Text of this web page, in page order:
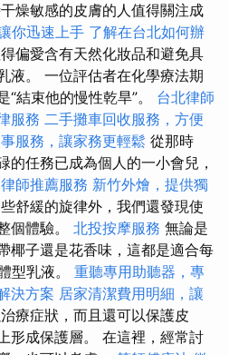
燥敏感的皮膚的人值得關注成
你迅速上手 了解在台北如何辦
偏愛含有天然化妝品和避免具
液。 一位評估者在化學療法期
結束他的慢性乾旱”。 台北律師
服務 二手攤車回收服務，方便
服務，讓家務更輕鬆 從那時
的任務已成為個人的一小會兒，
師推薦服務 新竹外燴，提供獨
舒緩的旋律外，我們還發現使
個體驗。 北投按摩服務 無論是
椰子還是花香味，這都是適合每
型乳液。 重聽專用助聽器，專
決方案 居家清潔費用明細，讓
療症狀，而且還可以保護皮
形成保護層。 在這裡，經常討